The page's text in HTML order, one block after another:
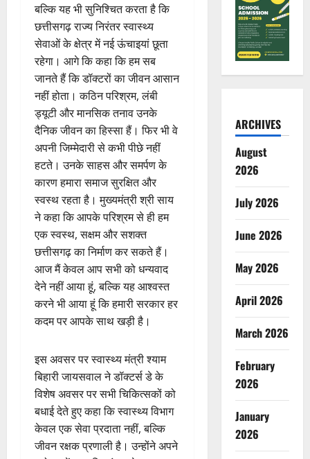
बल्कि यह भी सुनिश्चित करता है कि
छत्तीसगढ़ राज्य निरंतर स्वास्थ्य
सेवाओं के क्षेत्र में नई ऊंचाइयां छूता
रहेगा। आगे कि कहा कि हम सब
जानते हैं कि डॉक्टरों का जीवन आसान
नहीं होता। कठिन परिश्रम, लंबी
ड्यूटी और मानसिक तनाव उनके
दैनिक जीवन का हिस्सा हैं। फिर भी वे
अपनी जिम्मेदारी से कभी पीछे नहीं
हटते। उनके साहस और समर्पण के
कारण हमारा समाज सुरक्षित और
स्वस्थ रहता है। मुख्यमंत्री श्री साय
ने कहा कि आपके परिश्रम से ही हम
एक स्वस्थ, सक्षम और सशक्त
छत्तीसगढ़ का निर्माण कर सकते हैं।
आज मैं केवल आप सभी को धन्यवाद
देने नहीं आया हूं, बल्कि यह आश्वस्त
करने भी आया हूं कि हमारी सरकार हर
कदम पर आपके साथ खड़ी है।
इस अवसर पर स्वास्थ्य मंत्री श्याम
बिहारी जायसवाल ने डॉक्टर्स डे के
विशेष अवसर पर सभी चिकित्सकों को
बधाई देते हुए कहा कि स्वास्थ्य विभाग
केवल एक सेवा प्रदाता नहीं, बल्कि
जीवन रक्षक प्रणाली है। उन्होंने अपने
ARCHIVES
August
2026
July 2026
June 2026
May 2026
April 2026
March 2026
February
2026
January
2026